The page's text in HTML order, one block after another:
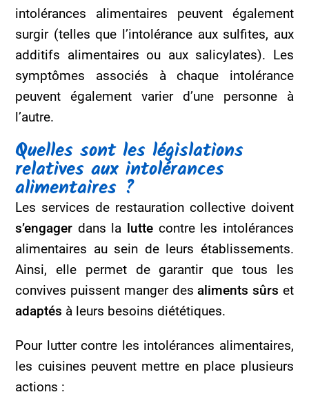
intolérances alimentaires peuvent également
surgir (telles que l’intolérance aux sulfites, aux
additifs alimentaires ou aux salicylates). Les
symptômes associés à chaque intolérance
peuvent également varier d’une personne à
l’autre.
Quelles sont les législations
relatives aux intolérances
alimentaires ?
Les services de restauration collective doivent
s’engager dans la lutte contre les intolérances
alimentaires au sein de leurs établissements.
Ainsi, elle permet de garantir que tous les
convives puissent manger desaliments sûrs et
adaptés à leurs besoins diététiques.
Pour lutter contre les intolérances alimentaires,
les cuisines peuvent mettre en place plusieurs
actions :